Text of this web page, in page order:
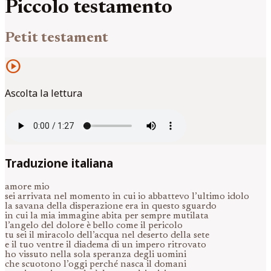
Piccolo testamento
Petit testament
play_circle
Ascolta la lettura
Traduzione italiana
amore mio
sei arrivata nel momento in cui io abbattevo l’ultimo idolo
la savana della disperazione era in questo sguardo
in cui la mia immagine abita per sempre mutilata
l’angelo del dolore è bello come il pericolo
tu sei il miracolo dell’acqua nel deserto della sete
e il tuo ventre il diadema di un impero ritrovato
ho vissuto nella sola speranza degli uomini
che scuotono l’oggi perché nasca il domani